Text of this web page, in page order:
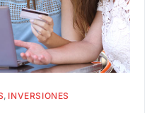
INVERSIONES